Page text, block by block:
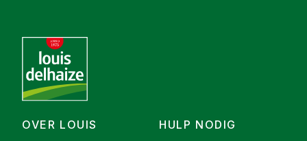
OVER LOUIS
HULP NODIG